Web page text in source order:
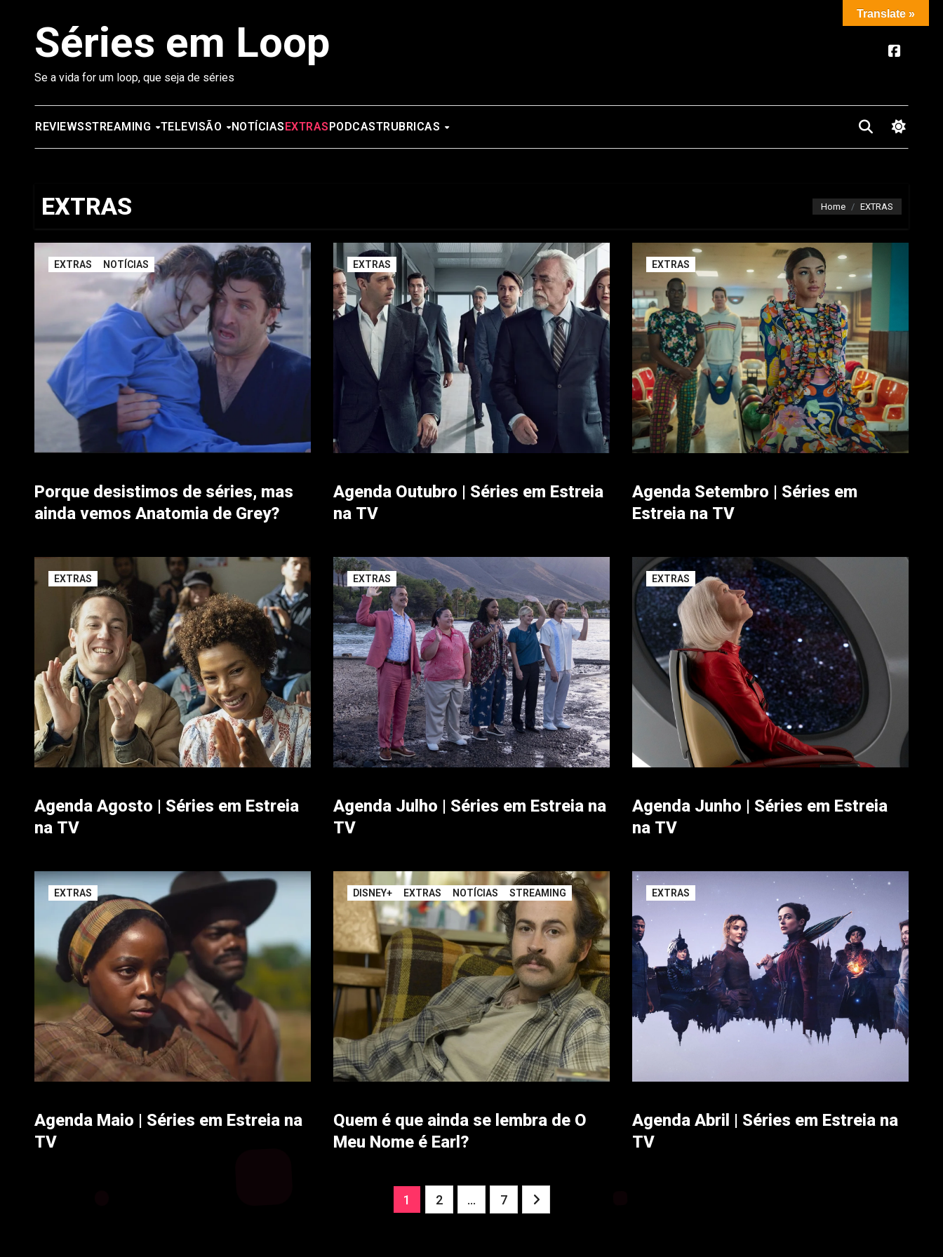
Séries em Loop
Se a vida for um loop, que seja de séries
REVIEWSSTREAMING TELEVISÃO NOTÍCIASEXTRASPODCASTRUBRICAS
EXTRAS Home EXTRAS
EXTRAS NOTÍCIAS
Porque desistimos de séries, mas
ainda vemos Anatomia de Grey?
EXTRAS
Agenda Outubro | Séries em Estreia
na TV
EXTRAS
Agenda Setembro | Séries em
Estreia na TV
EXTRAS
Agenda Agosto | Séries em Estreia
na TV
EXTRAS
Agenda Julho | Séries em Estreia na
TV
EXTRAS
Agenda Junho | Séries em Estreia
na TV
EXTRAS
Agenda Maio | Séries em Estreia na
TV
DISNEY+ EXTRAS NOTÍCIAS STREAMING
Quem é que ainda se lembra de O
Meu Nome é Earl?
EXTRAS
Agenda Abril | Séries em Estreia na
TV
Paginação
1 2 … 7
Translate »